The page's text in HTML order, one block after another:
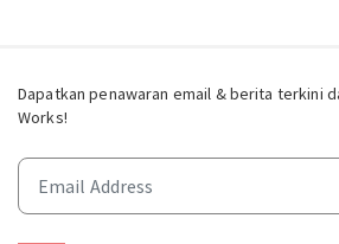
Dapatkan penawaran email & berita terkini
Works!